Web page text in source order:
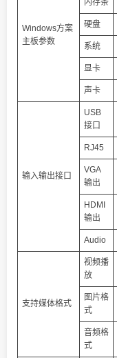
Windows方案
主板参数
内存条
硬盘
系统
显卡
声卡
输入输出接口
USB
接口
RJ45
VGA
输出
HDMI
输出
Audio
支持媒体格式
视频播
放
图片格
式
音频格
式